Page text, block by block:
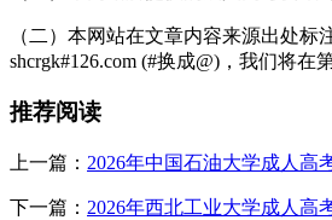
（二）本网站在文章内容来源出处
shcrgk#126.com (#换成@)，我们将在
推荐阅读
上一篇： 2026年中国石油大学成人高
下一篇： 2026年西北工业大学成人高